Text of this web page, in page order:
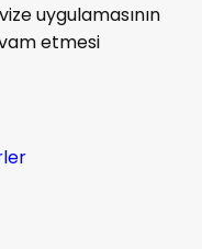
uygulamasının
etmesi